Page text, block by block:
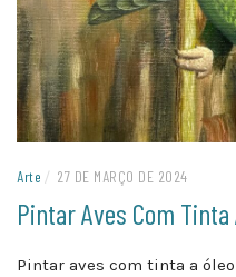
Arte / 27 DE MARÇO DE 2024
Pintar Aves Com Tinta
Pintar aves com tinta a